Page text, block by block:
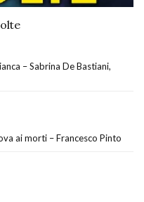
– Sabrina De Bastiani,
ai morti – Francesco Pinto